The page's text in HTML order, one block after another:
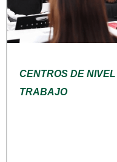
CENTROS DE
TRABAJO